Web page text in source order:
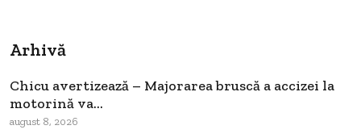
Arhivă
Chicu avertizează – Majorarea bruscă a accizei la
motorină va...
august 8, 2026